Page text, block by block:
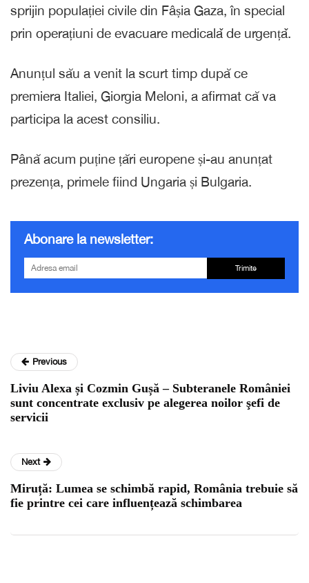
sprijin populației civile din Fâșia Gaza, în special
prin operațiuni de evacuare medicalǎ de urgențǎ.
Anunțul său a venit la scurt timp după ce
premiera Italiei, Giorgia Meloni, a afirmat că va
participa la acest consiliu.
Până acum puține țări europene și-au anunțat
prezența, primele fiind Ungaria și Bulgaria.
Abonare la newsletter:
Trimite
Previous
Liviu Alexa și Cozmin Gușă – Subteranele României
sunt concentrate exclusiv pe alegerea noilor şefi de
servicii
Next
Miruță: Lumea se schimbă rapid, România trebuie să
fie printre cei care influențează schimbarea